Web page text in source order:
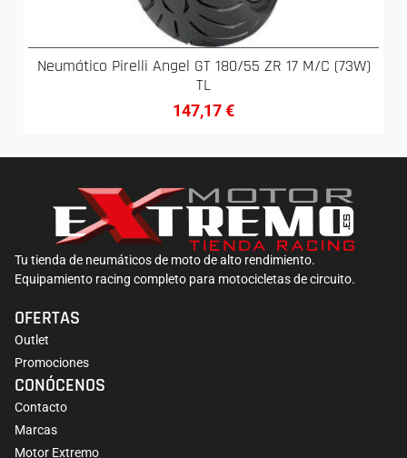
Neumático Pirelli Angel GT 180/55 ZR 17 M/C (73W)
TL
147,17€
Tu tienda de neumáticos de moto de alto rendimiento.
Equipamiento racing completo para motocicletas de circuito.
OFERTAS
Outlet
Promociones
CONÓCENOS
Contacto
Marcas
Motor Extremo